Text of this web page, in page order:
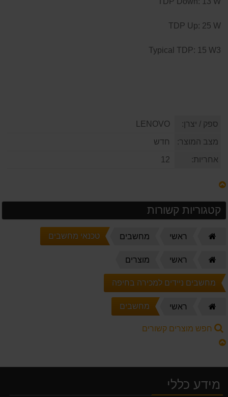
TDP Up: 25 W
Typical TDP: 15 W3
ספק / יצרן:
מצב המוצר: חדש
אחריות:
קטגוריות קשורות
ראשי מחשבים טכנאי מחשבים
ראשי מוצרים
מחשבים ניידים למכירה בחיפה
ראשי מחשבים
חפש מוצרים קשורים
מידע כללי